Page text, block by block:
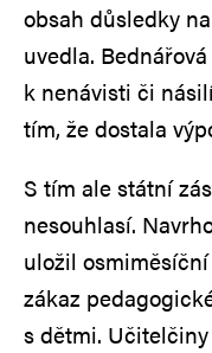
obsah důsledky
uvedla.
k nenávisti či
tím, že dostala
S tím ale státní
nesouhlasí.
uložil
zákaz
s dětmi.